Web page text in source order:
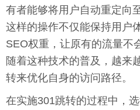
有者能够将用户自动重定向
这样的操作不仅能保持用户
SEO权重，让原有的流量不
随着这种技术的普及，越来
转来优化自身的访问路径。
在实施301跳转的过程中，